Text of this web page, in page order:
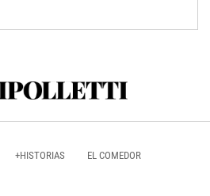
+HISTORIAS EL COMEDOR